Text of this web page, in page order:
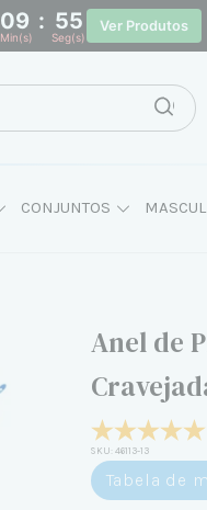
09 : 54
Min(s) Seg(s)
Ver Produtos
CONJUNTOS
Anel de
SKU:46113-13
Tabela de